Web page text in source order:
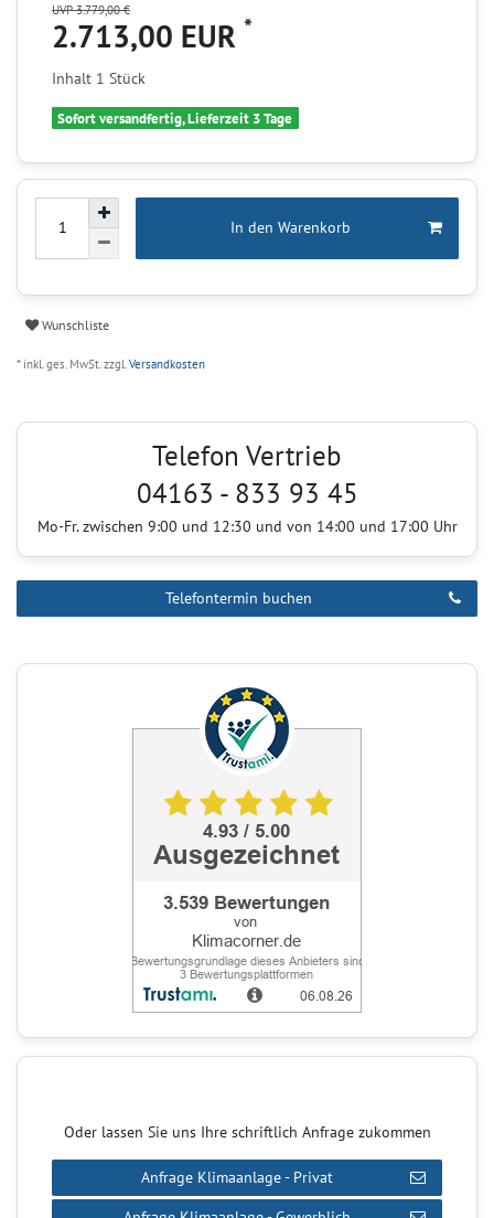
UVP 3.779,00 €
2.713,00 EUR *
Inhalt 1 Stück
Sofort versandfertig, Lieferzeit 3 Tage
In den Warenkorb
Wunschliste
* inkl. ges. MwSt. zzgl.Versandkosten
Telefon Vertrieb
04163 - 833 93 45
Mo-Fr. zwischen 9:00 und 12:30 und von 14:00 und 17:00 Uhr
Telefontermin buchen
Oder lassen Sie uns Ihre schriftlich Anfrage zukommen
Anfrage Klimaanlage - Privat